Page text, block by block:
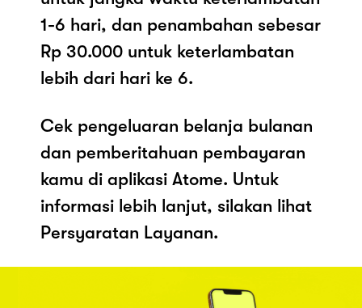
1-6 hari, dan penambahan sebesar
Rp 30.000 untuk keterlambatan
lebih dari hari ke 6.
Cek pengeluaran belanja bulanan
dan pemberitahuan pembayaran
kamu di aplikasi Atome. Untuk
informasi lebih lanjut, silakan lihat
Persyaratan Layanan.